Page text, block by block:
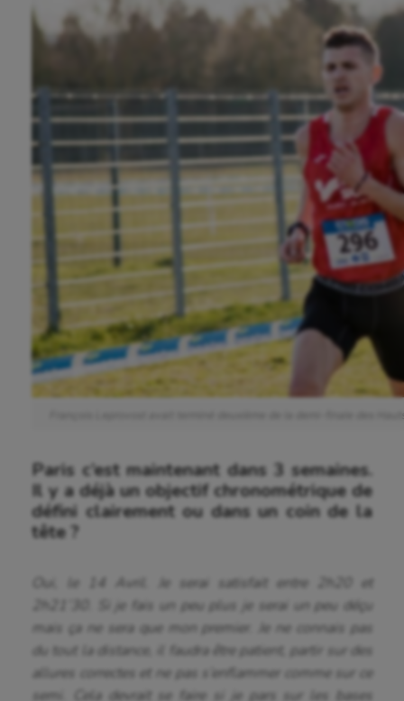
François Leprovost avait terminé deuxième de la demi-finale des
Paris c’est maintenant dans 3 semaines.
Il y a déjà un objectif chronométrique de
défini clairement ou dans un coin de la
tête ?
Oui, le 14 Avril. Je serai satisfait entre 2h20 et
2h21’30. Si je fais un peu plus je serai un peu déçu
mais ça ne sera que mon premier. Je ne connais pas
du tout la distance, il faudra être patient, partir sur des
allures correctes et ne pas s’enflammer comme sur ce
semi. Cela devrait se faire si je pars sur les bases